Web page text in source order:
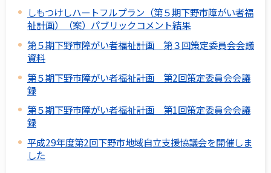
しもつけしハートフルプラン（第５期下野市障がい者福
祉計画）（案）パブリックコメント結果
第５期下野市障がい者福祉計画 第３回策定委員会会議
資料
第５期下野市障がい者福祉計画 第2回策定委員会会議
録
第５期下野市障がい者福祉計画 第1回策定委員会会議
録
平成29年度第2回下野市地域自立支援協議会を開催しま
した